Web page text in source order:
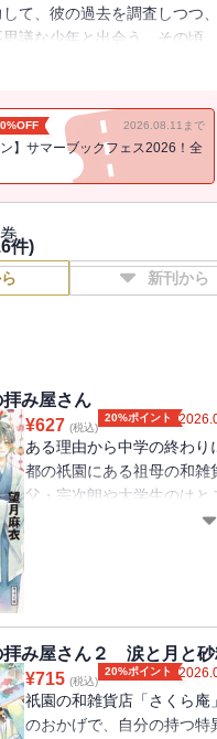
て、彼の過去を調査しつつ
議な少年と出会う。その頃
心する――。危険な誘惑と恋
2026.08.11まで
ン】サマーブックフェス2026！全
件)
新刊から
み屋さん
¥627 (税込)
20%ポイント
ある理由から中学の終わ
都の祇園にある祖母の和雑
父・宗次朗や大学生のは
しずつ解けていくけれど・
拝み屋さん２ 涙と月と
¥715 (税込)
20%ポイント
祇園の和雑貨店「さくら
のおかげで、自分の持つ